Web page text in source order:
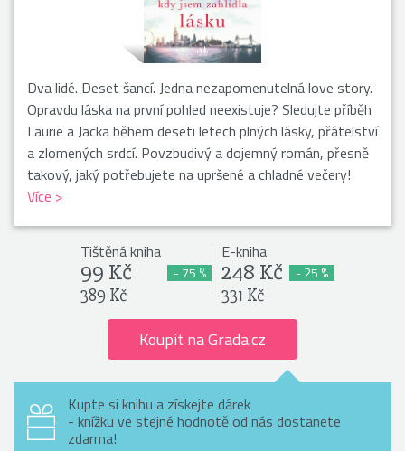
Dva lidé. Deset šancí. Jedna nezapomenutelná love story.
Opravdu láska na první pohled neexistuje? Sledujte příběh
Laurie a Jacka během deseti letech plných lásky, přátelství
a zlomených srdcí. Povzbudivý a dojemný román, přesně
takový, jaký potřebujete na upršené a chladné večery!
Více >
Koupit na Grada.cz
Tištěná kniha
99 Kč
389 Kč
- 75 %
E-kniha
248 Kč
331 Kč
- 25 %
Kupte si knihu a získejte dárek
- knížku ve stejné hodnotě od nás dostanete
zdarma!